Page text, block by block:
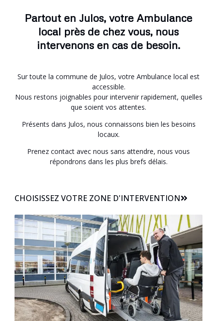
Partout en Julos, votre Ambulance
local près de chez vous, nous
intervenons en cas de besoin.
Sur toute la commune de Julos, votre Ambulance local est
accessible.
Nous restons joignables pour intervenir rapidement, quelles
que soient vos attentes.
Présents dans Julos, nous connaissons bien les besoins
locaux.
Prenez contact avec nous sans attendre, nous vous
répondrons dans les plus brefs délais.
CHOISISSEZ VOTRE ZONE D'INTERVENTION